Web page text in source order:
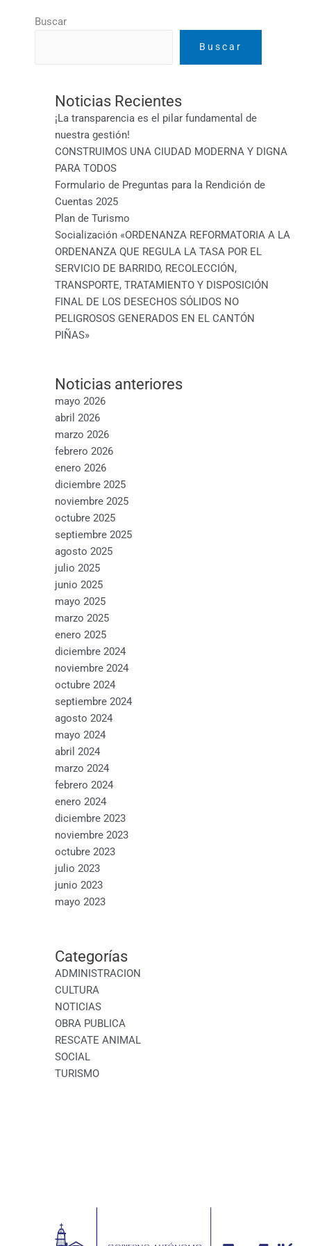
Buscar
Buscar
Noticias Recientes
¡La transparencia es el pilar fundamental de
nuestra gestión!
CONSTRUIMOS UNA CIUDAD MODERNA Y DIGNA
PARA TODOS
Formulario de Preguntas para la Rendición de
Cuentas 2025
Plan de Turismo
Socialización «ORDENANZA REFORMATORIA A LA
ORDENANZA QUE REGULA LA TASA POR EL
SERVICIO DE BARRIDO, RECOLECCIÓN,
TRANSPORTE, TRATAMIENTO Y DISPOSICIÓN
FINAL DE LOS DESECHOS SÓLIDOS NO
PELIGROSOS GENERADOS EN EL CANTÓN
PIÑAS»
Noticias anteriores
mayo 2026
abril 2026
marzo 2026
febrero 2026
enero 2026
diciembre 2025
noviembre 2025
octubre 2025
septiembre 2025
agosto 2025
julio 2025
junio 2025
mayo 2025
marzo 2025
enero 2025
diciembre 2024
noviembre 2024
octubre 2024
septiembre 2024
agosto 2024
mayo 2024
abril 2024
marzo 2024
febrero 2024
enero 2024
diciembre 2023
noviembre 2023
octubre 2023
julio 2023
junio 2023
mayo 2023
Categorías
ADMINISTRACION
CULTURA
NOTICIAS
OBRA PUBLICA
RESCATE ANIMAL
SOCIAL
TURISMO